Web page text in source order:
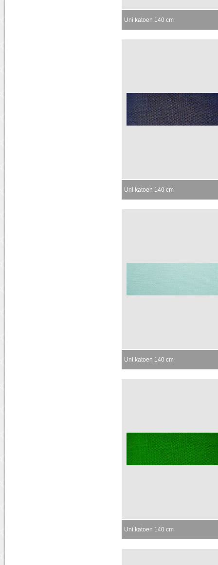
Uni katoen 140 cm
Uni katoen 140 cm
Uni katoen 140 cm
Uni katoen 140 cm